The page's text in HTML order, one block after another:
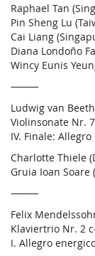
Raphael Tan
Pin Sheng Lu
Cai Liang
Diana Londoño
Wincy Eunis
⸻
Ludwig van
Violinsonate Nr.
IV. Finale: Allegro
Charlotte Thiele
Gruia Ioan Soare
⸻
Felix
Klaviertrio Nr. 2
I. Allegro